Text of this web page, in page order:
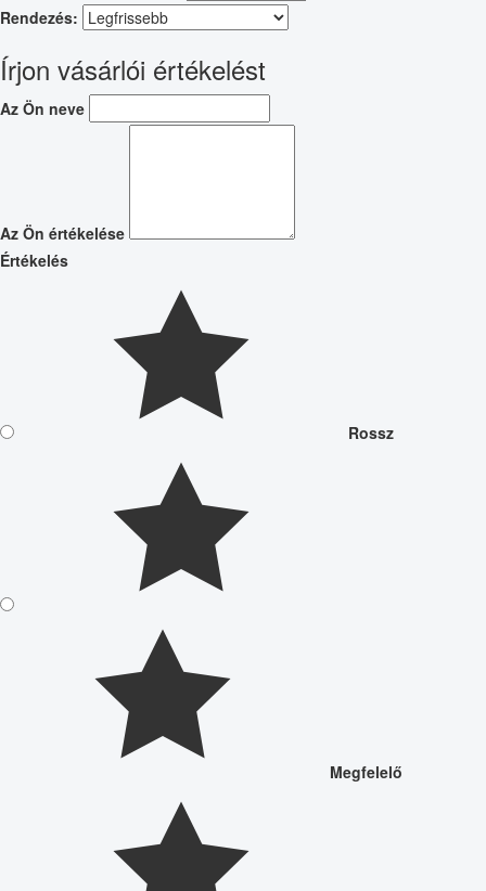
Rendezés:
Írjon vásárlói értékelést
Az Ön neve
Az Ön értékelése
Értékelés
Rossz
Megfelelő